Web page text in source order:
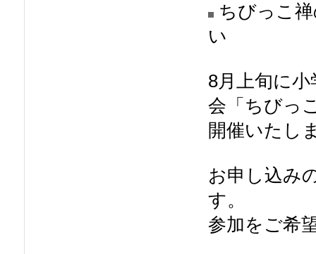
ちびっこ
8月上旬に
会「ちびっ
開催いたし
お申し込み
す。
参加をご希